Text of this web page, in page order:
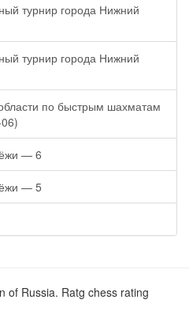
турнир города Нижний
турнир города Нижний
по быстрым шахматам
— 6
— 5
of Russia. Ratg chess rating